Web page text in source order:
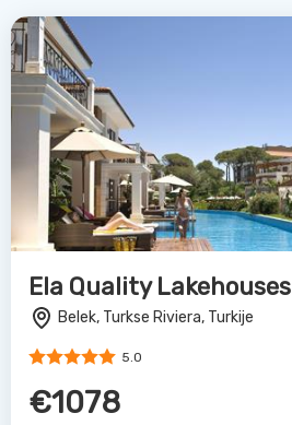
Ela Quality Lakehouses
Belek, Turkse Riviera, Turkije
5.0
€1078